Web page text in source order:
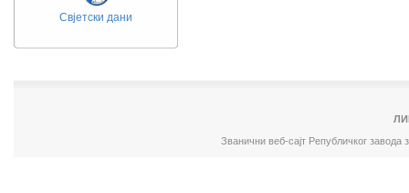
Свјетски дани
Званични веб-сајт Републичког